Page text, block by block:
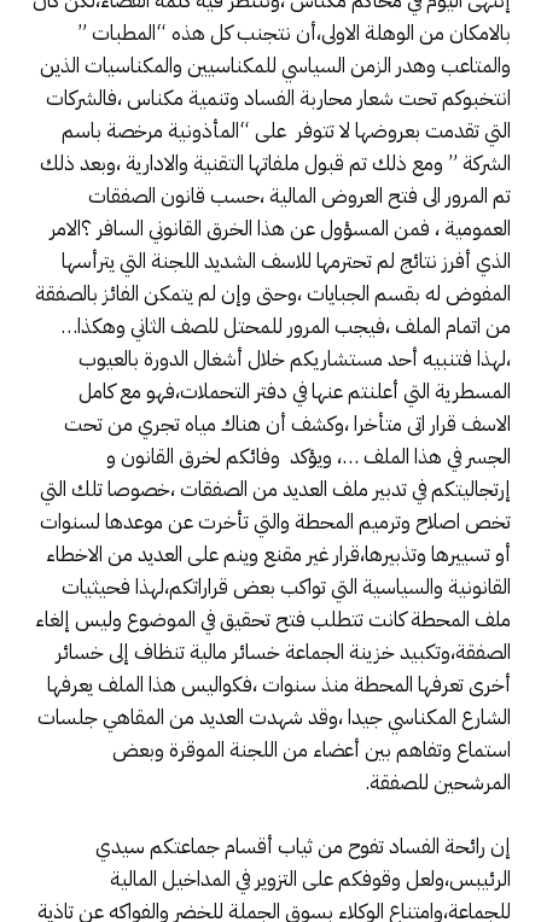
بالامكان من الوهلة الاولى،أن نتجنب كل هذه “المطبات ”
والمتاعب وهدر الزمن السياسي للمكناسيين والمكناسيات الذين
انتخبوكم تحت شعار محاربة الفساد وتنمية مكناس ،فالشركات
التي تقدمت بعروضها لا تتوفر على “المأذونية مرخصة باسم
الشركة ” ومع ذلك تم قبول ملفاتها التقنية والادارية ،وبعد ذلك
تم المرور الى فتح العروض المالية ،حسب قانون الصفقات
العمومية ، فمن المسؤول عن هذا الخرق القانوني السافر ؟الامر
الذي أفرز نتائج لم تحترمها للاسف الشديد اللجنة التي يترأسها
المفوض له بقسم الجبايات ،وحتى وإن لم يتمكن الفائز بالصفقة
من اتمام الملف ،فيجب المرور للمحتل للصف الثاني وهكذا…
،لهذا فتنبيه أحد مستشاريكم خلال أشغال الدورة بالعيوب
المسطرية التي أعلنتم عنها في دفتر التحملات،فهو مع كامل
الاسف قرار اتى متأخرا ،وكشف أن هناك مياه تجري من تحت
الجسر في هذا الملف …، ويؤكد وفائكم لخرق القانون و
إرتجاليتكم في تدبير ملف العديد من الصفقات ،خصوصا تلك التي
تخص اصلاح وترميم المحطة والتي تأخرت عن موعدها لسنوات
أو تسييرها وتذبيرها،قرار غير مقنع وينم على العديد من الاخطاء
القانونية والسياسية التي تواكب بعض قراراتكم،لهذا فحيثيات
ملف المحطة كانت تتطلب فتح تحقيق في الموضوع وليس إلغاء
الصفقة،وتكبيد خزينة الجماعة خسائر مالية تنظاف إلى خسائر
أخرى تعرفها المحطة منذ سنوات ،فكواليس هذا الملف يعرفها
الشارع المكناسي جيدا ،وقد شهدت العديد من المقاهي جلسات
استماع وتفاهم بين أعضاء من اللجنة الموقرة وبعض
المرشحين للصفقة.
إن رائحة الفساد تفوح من ثياب أقسام جماعتكم سيدي
الرئيبس،ولعل وقوفكم على التزوير في المداخيل المالية
للجماعة،وامتناع الوكلاء بسوق الجملة للخضر والفواكه عن تاذية